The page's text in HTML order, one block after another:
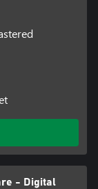
- Digital